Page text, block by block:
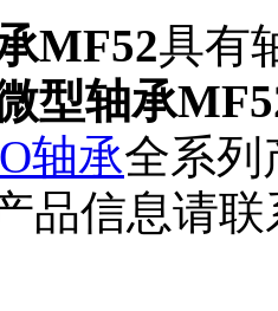
MF52具有
型轴承
轴承全系列
品信息请